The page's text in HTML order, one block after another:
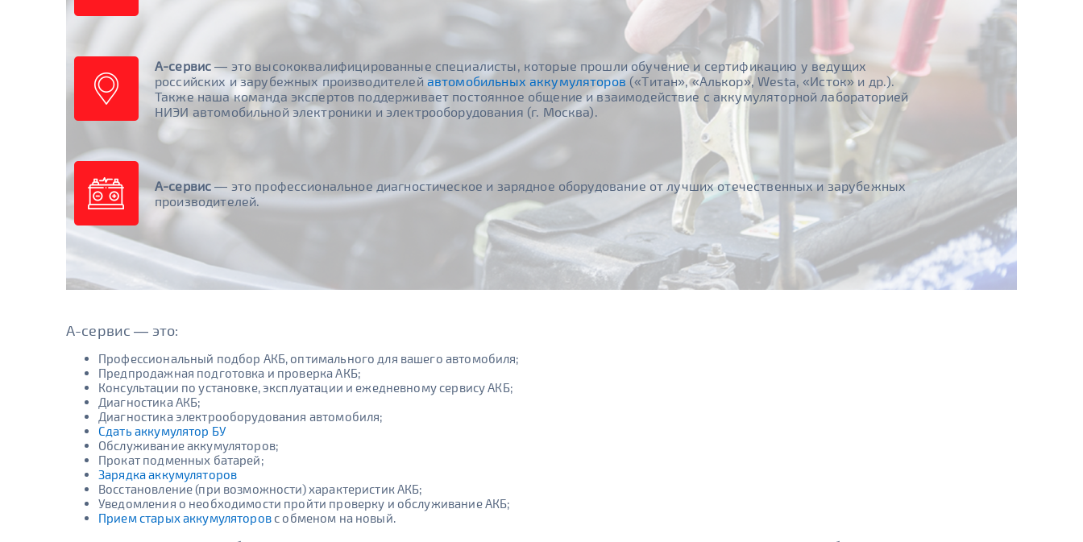
А-сервис — это высококвалифицированные специалисты, которые прошли обучение и сертификацию у ведущих
российских и зарубежных производителей автомобильных аккумуляторов(«Tитан», «Алькор», Westa, «Исток» и др.).
Также наша команда экспертов поддерживает постоянное общение и взаимодействие с аккумуляторной лабораторией
НИЭИ автомобильной электроники и электрооборудования (г. Москва).
А-сервис — это профессиональное диагностическое и зарядное оборудование от лучших отечественных и зарубежных
производителей.
А-сервис — это:
Профессиональный подбор АКБ, оптимального для вашего автомобиля;
Предпродажная подготовка и проверка АКБ;
Консультации по установке, эксплуатации и ежедневному сервису АКБ;
Диагностика АКБ;
Диагностика электрооборудования автомобиля;
Сдать аккумулятор БУ
Обслуживание аккумуляторов;
Прокат подменных батарей;
Зарядка аккумуляторов
Восстановление (при возможности) характеристик АКБ;
Уведомления о необходимости пройти проверку и обслуживание АКБ;
Прием старых аккумуляторовс обменом на новый.